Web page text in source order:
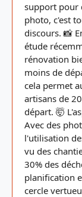
support pour
photo, c'est
discours. 📸
étude
rénovation
moins de
cela permet
artisans de
départ. 🤯
Avec des
l'utilisation
vu des
30% des
planification
cercle